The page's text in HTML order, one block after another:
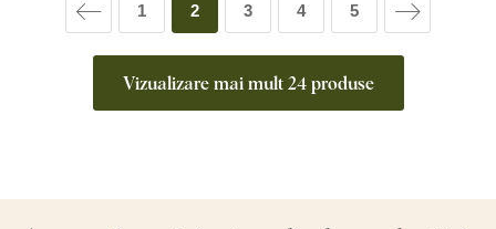
Vizualizare mai mult 24 produse
1 2 3 4 5